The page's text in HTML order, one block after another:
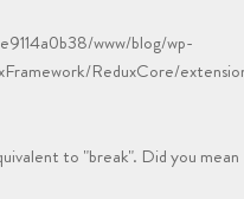
www/blog/wp-
ReduxCore/
to "break". Did you mean